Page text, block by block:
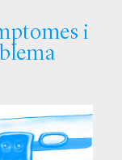
i